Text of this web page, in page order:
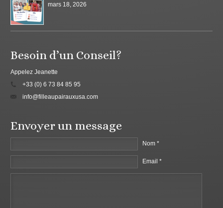
mars 18, 2026
Besoin d’un Conseil?
Appelez Jeanette
+33 (0) 6 73 84 85 95
info@filleaupairauxusa.com
Envoyer un message
Nom *
Email *